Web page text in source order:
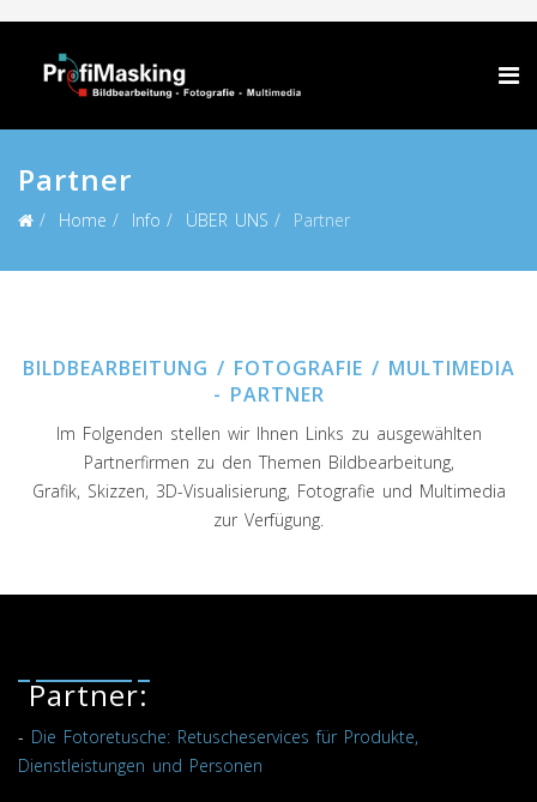
Partner
Home Info ÜBER UNS Partner
BILDBEARBEITUNG / FOTOGRAFIE / MULTIMEDIA
- PARTNER
Im Folgenden stellen wir Ihnen Links zu ausgewählten
Partnerfirmen zu den Themen Bildbearbeitung,
Grafik, Skizzen, 3D-Visualisierung, Fotografie und Multimedia
zur Verfügung.
Partner:
- Die Fotoretusche: Retuscheservices für Produkte,
Dienstleistungen und Personen